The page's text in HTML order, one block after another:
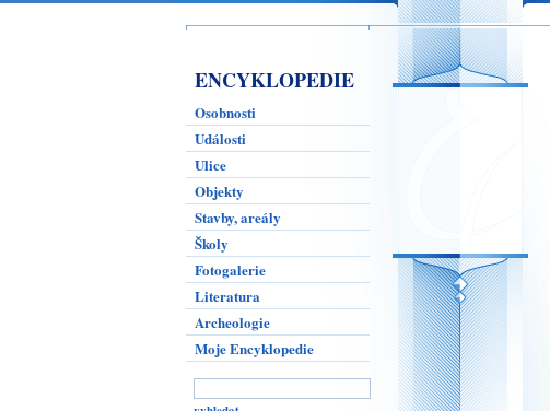
ENCYKLOPEDIE
Osobnosti
Události
Ulice
Objekty
Stavby, areály
Školy
Fotogalerie
Literatura
Archeologie
Moje Encyklopedie